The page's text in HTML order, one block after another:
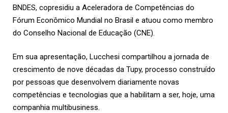
BNDES, copresidiu a Aceleradora de Competências do
Fórum Econômico Mundial no Brasil e atuou como membro
do Conselho Nacional de Educação (CNE).
Em sua apresentação, Lucchesi compartilhou a jornada de
crescimento de nove décadas da Tupy, processo construído
por pessoas que desenvolvem diariamente novas
competências e tecnologias que a habilitam a ser, hoje, uma
companhia multibusiness.